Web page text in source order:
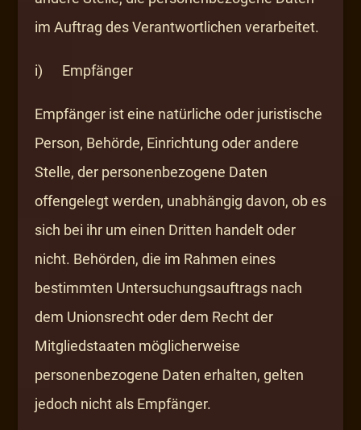
im Auftrag des Verantwortlichen verarbeitet.
i) Empfänger
Empfänger ist eine natürliche oder juristische
Person, Behörde, Einrichtung oder andere
Stelle, der personenbezogene Daten
offengelegt werden, unabhängig davon, ob es
sich bei ihr um einen Dritten handelt oder
nicht. Behörden, die im Rahmen eines
bestimmten Untersuchungsauftrags nach
dem Unionsrecht oder dem Recht der
Mitgliedstaaten möglicherweise
personenbezogene Daten erhalten, gelten
jedoch nicht als Empfänger.